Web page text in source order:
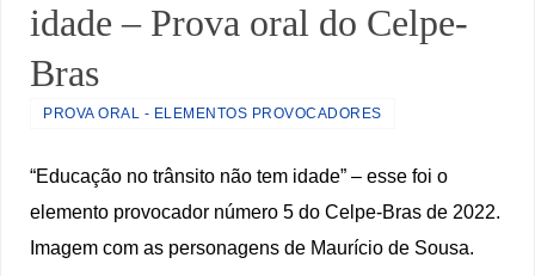
idade – Prova oral do Celpe-
Bras
PROVA ORAL - ELEMENTOS PROVOCADORES
“Educação no trânsito não tem idade” – esse foi o
elemento provocador número 5 do Celpe-Bras de 2022.
Imagem com as personagens de Maurício de Sousa.